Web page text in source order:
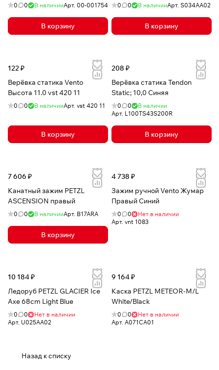
0 0 В наличииАрт. 00-001754
В корзину
0 0 В наличииАрт. S034AA02
В корзину
122 ₽
Верёвка статика Vento
Высота 11.0 vst 420 11
0 0 В наличииАрт. vst 420 11
В корзину
208 ₽
Верёвка статика Tendon
Static; 10,0 Синяя
0 0
В наличии
Арт. L100TS43S200R
В корзину
7 606 ₽
Канатный зажим PETZL
ASCENSION правый
0 0 В наличииАрт. B17ARA
В корзину
4 738 ₽
Зажим ручной Vento Жумар
Правый Синий
0 0
Нет в наличии
Арт. vnt 1083
10 184 ₽
Ледоруб PETZL GLACIER Ice
Axe 68cm Light Blue
0 0
Нет в наличии
Арт. U025AA02
9 164 ₽
Каска PETZL METEOR-M/L
White/Black
0 0
Нет в наличии
Арт. A071CA01
Назад к списку